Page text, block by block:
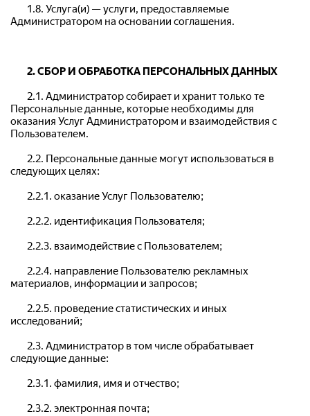
Администратором на основании соглашения.
2. СБОР И ОБРАБОТКА ПЕРСОНАЛЬНЫХ ДАННЫХ
Персональные данные, которые необходимы для
оказания Услуг Администратором и взаимодействия с
Пользователем.
следующих целях:
	2.2.1. оказание Услуг Пользователю;
	2.2.2. идентификация Пользователя;
	2.2.3. взаимодействие с Пользователем;
материалов, информации и запросов;
исследований;
следующие данные:
	2.3.1. фамилия, имя и отчество;
	2.3.2. электронная почта;